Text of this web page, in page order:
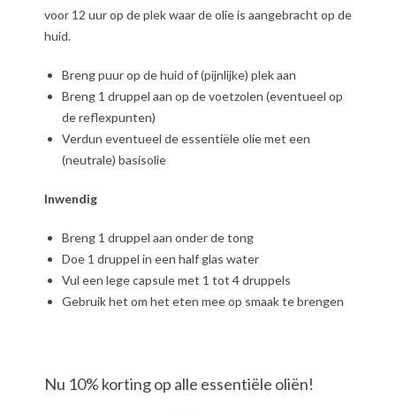
voor 12 uur op de plek waar de olie is aangebracht op de
huid.
Breng puur op de huid of (pijnlijke) plek aan
Breng 1 druppel aan op de voetzolen (eventueel op
de reflexpunten)
Verdun eventueel de essentiële olie met een
(neutrale) basisolie
Inwendig
Breng 1 druppel aan onder de tong
Doe 1 druppel in een half glas water
Vul een lege capsule met 1 tot 4 druppels
Gebruik het om het eten mee op smaak te brengen
Nu 10% korting op alle essentiële oliën!